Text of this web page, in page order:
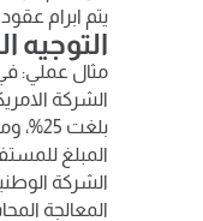
يتم ابرام
التوجيه
المبلغ
الشركة
المعالجة